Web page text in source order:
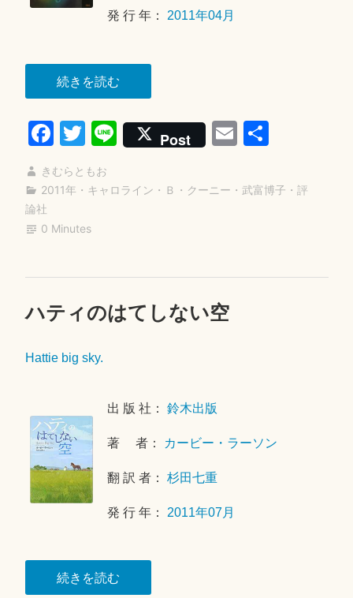
発 行 年： 2011年04月
続きを読む“闇
の
ダ
イ
モ
Fa
ce
bo
T
wi
tte
Li
ne
Post E
ail
共
きむらともお
2011年 ・ キャロライン・Ｂ・クーニー ・ 武富博子 ・ 評
論社
0 Minutes
ハティのはてしない空
Hattie big sky.
出 版 社：鈴木出版
著 者： カービー・ラーソン
翻 訳 者：杉田七重
発 行 年： 2011年07月
続きを読む“ハ